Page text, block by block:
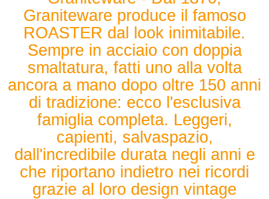
Graniteware produce il famoso
ROASTER dal look inimitabile.
Sempre in acciaio con doppia
smaltatura, fatti uno alla volta
ancora a mano dopo oltre 150 anni
di tradizione: ecco l'esclusiva
famiglia completa. Leggeri,
capienti, salvaspazio,
dall'incredibile durata negli anni e
che riportano indietro nei ricordi
grazie al loro design vintage